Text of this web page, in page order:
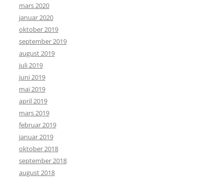
mars 2020
januar 2020
oktober 2019
september 2019
august 2019
juli 2019
juni 2019
mai 2019
april 2019
mars 2019
februar 2019
januar 2019
oktober 2018
september 2018
august 2018